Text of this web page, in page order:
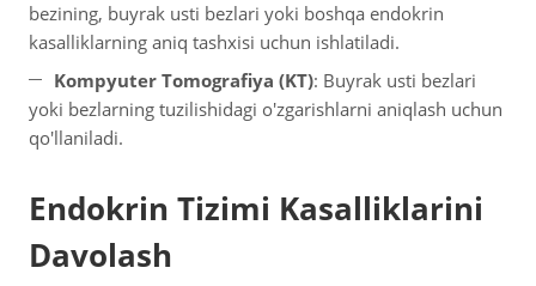
bezining, buyrak usti bezlari yoki boshqa endokrin
kasalliklarning aniq tashxisi uchun ishlatiladi.
Kompyuter Tomografiya (KT): Buyrak usti bezlari
yoki bezlarning tuzilishidagi o'zgarishlarni aniqlash uchun
qo'llaniladi.
Endokrin Tizimi Kasalliklarini
Davolash